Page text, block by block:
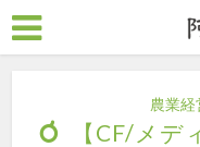
農業
【CF/メデ